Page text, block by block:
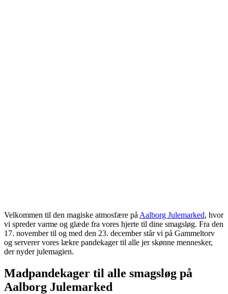
Velkommen til den magiske atmosfære på Aalborg Julemarked, hvor
vi spreder varme og glæde fra vores hjerte til dine smagsløg. Fra den
17. november til og med den 23. december står vi på Gammeltorv
og serverer vores lækre pandekager til alle jer skønne mennesker,
der nyder julemagien.
Madpandekager til alle smagsløg på
Aalborg Julemarked